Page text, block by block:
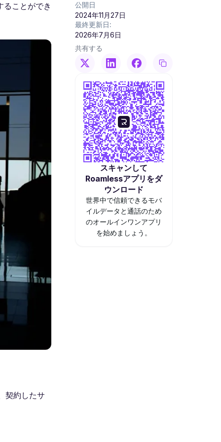
ことができ
契約したサ
公開日
2024年11月27日
最終更新日:
2026年7月6日
共有する
スキャンして
Roamlessアプリをダ
ウンロード
世界中で信頼できるモバ
イルデータと通話のため
のオールインワンアプリ
を始めましょう。